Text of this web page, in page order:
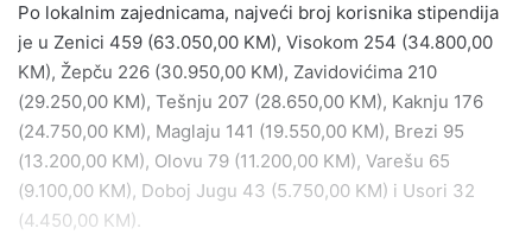
Po lokalnim zajednicama, najveći broj korisnika stipendija
je u Zenici 459 (63.050,00 KM), Visokom 254 (34.800,00
KM), Žepču 226 (30.950,00 KM), Zavidovićima 210
(29.250,00 KM), Tešnju 207 (28.650,00 KM), Kaknju 176
(24.750,00 KM), Maglaju 141 (19.550,00 KM), Brezi 95
(13.200,00 KM), Olovu 79 (11.200,00 KM), Varešu 65
(9.100,00 KM), Doboj Jugu 43 (5.750,00 KM) i Usori 32
(4.450,00 KM).